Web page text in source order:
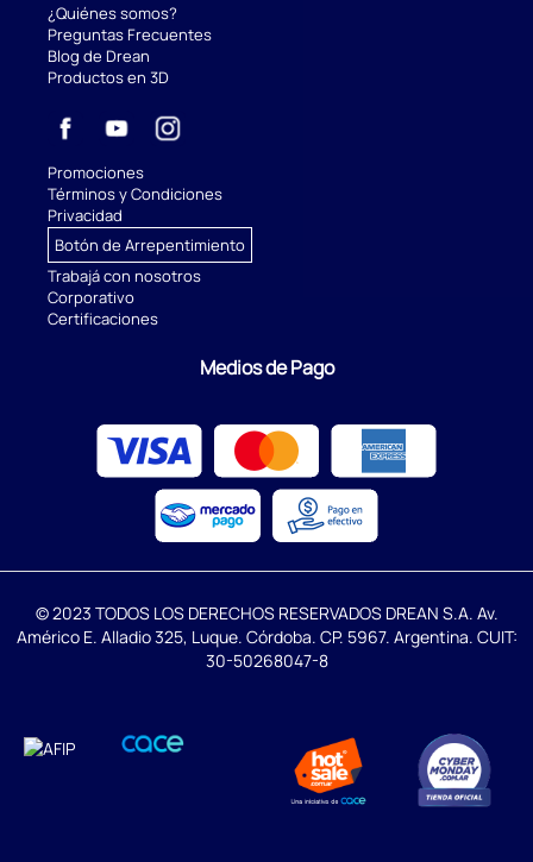
¿Quiénes somos?
Preguntas Frecuentes
Blog de Drean
Productos en 3D
Promociones
Términos y Condiciones
Privacidad
Botón de Arrepentimiento
Trabajá con nosotros
Corporativo
Certificaciones
Medios de Pago
© 2023 TODOS LOS DERECHOS RESERVADOS DREAN S.A. Av.
Américo E. Alladio 325, Luque. Córdoba. CP. 5967. Argentina. CUIT:
30-50268047-8